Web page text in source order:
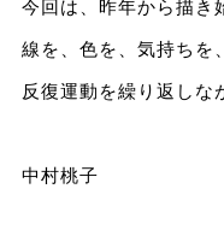
今回は、昨年から描き
線を、色を、気持ちを
反復運動を繰り返しな
中村桃子